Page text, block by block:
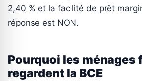
2,40 % et la facilité de prêt
réponse est NON.
Pourquoi les ménages
regardent la BCE